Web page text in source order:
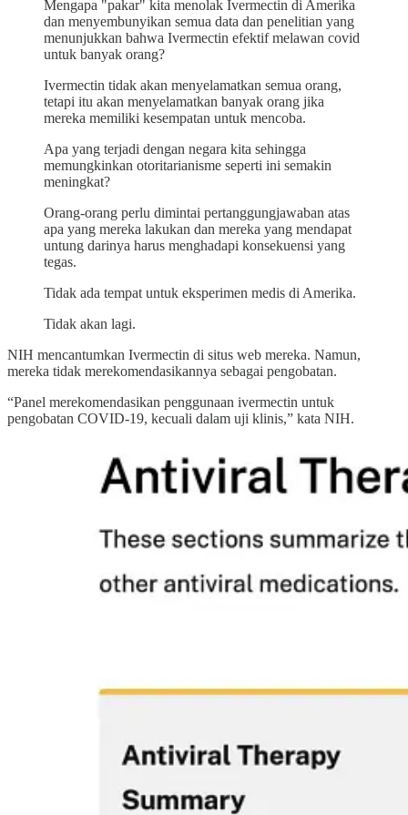
Mengapa "pakar" kita menolak Ivermectin di Amerika
dan menyembunyikan semua data dan penelitian yang
menunjukkan bahwa Ivermectin efektif melawan covid
untuk banyak orang?
Ivermectin tidak akan menyelamatkan semua orang,
tetapi itu akan menyelamatkan banyak orang jika
mereka memiliki kesempatan untuk mencoba.
Apa yang terjadi dengan negara kita sehingga
memungkinkan otoritarianisme seperti ini semakin
meningkat?
Orang-orang perlu dimintai pertanggungjawaban atas
apa yang mereka lakukan dan mereka yang mendapat
untung darinya harus menghadapi konsekuensi yang
tegas.
Tidak ada tempat untuk eksperimen medis di Amerika.
Tidak akan lagi.
NIH mencantumkan Ivermectin di situs web mereka. Namun,
mereka tidak merekomendasikannya sebagai pengobatan.
“Panel merekomendasikan penggunaan ivermectin untuk
pengobatan COVID-19, kecuali dalam uji klinis,” kata NIH.